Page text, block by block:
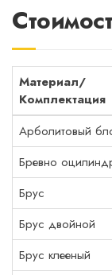
Материал/
Комплектация
Арболитовый
Бревно
Брус
Брус двойной
Брус клееный